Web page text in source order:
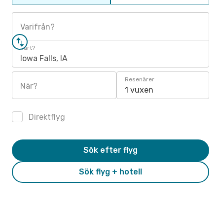
Varifrån?
Vart?
Iowa Falls, IA
När?
Resenärer
1 vuxen
Direktflyg
Sök flyg + hotell
Sök efter flyg